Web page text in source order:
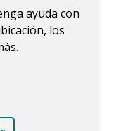
ayuda con
los